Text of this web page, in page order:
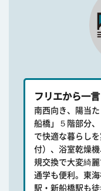
フリエから一言
南西向き、陽当
船橋」５階部分
で快適な暮らし
付）、浴室乾燥
規交換で大変綺
通学も便利。東
駅・新船橋駅も